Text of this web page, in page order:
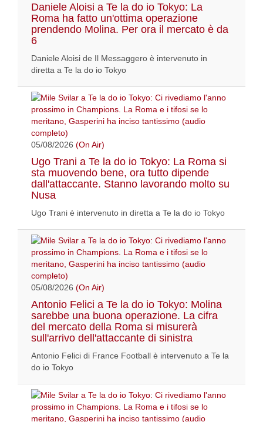
Daniele Aloisi a Te la do io Tokyo: La
Roma ha fatto un'ottima operazione
prendendo Molina. Per ora il mercato è da
6
Daniele Aloisi de Il Messaggero è intervenuto in
diretta a Te la do io Tokyo
05/08/2026 (On Air)
Ugo Trani a Te la do io Tokyo: La Roma si
sta muovendo bene, ora tutto dipende
dall'attaccante. Stanno lavorando molto su
Nusa
Ugo Trani è intervenuto in diretta a Te la do io Tokyo
05/08/2026 (On Air)
Antonio Felici a Te la do io Tokyo: Molina
sarebbe una buona operazione. La cifra
del mercato della Roma si misurerà
sull'arrivo dell'attaccante di sinistra
Antonio Felici di France Football è intervenuto a Te la
do io Tokyo